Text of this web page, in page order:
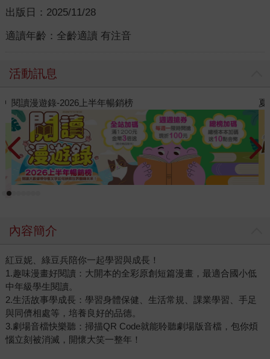
出版日： 2025/11/28
適讀年齡： 全齡適讀 有注音
活動訊息
夏日閱讀大冒險
內容簡介
紅豆妮、綠豆兵陪你一起學習與成長！
1.趣味漫畫好閱讀：大開本的全彩原創短篇漫畫，最適合國小低
中年級學生閱讀。
2.生活故事學成長：學習身體保健、生活常規、課業學習、手足
與同儕相處等，培養良好的品德。
3.劇場音檔快樂聽：掃描QR Code就能聆聽劇場版音檔，包你煩
惱立刻被消滅，開懷大笑一整年！